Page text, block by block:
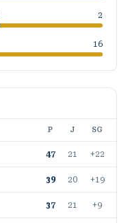
2
16
P J SG
47 21 +22
39 20 +19
37 21 +9